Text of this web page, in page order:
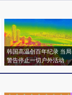
韩国高温创百年纪录 当局
警告停止一切户外活动